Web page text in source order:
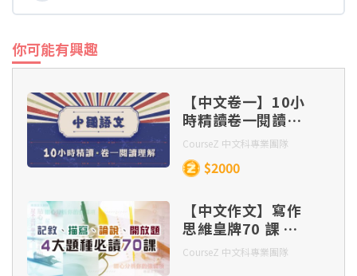
落淚，有人因為悲痛而落淚……，你曾因為甚麼
事情而落淚呢？試為「我因為_____而落淚」補
你可能有興趣
【中文卷一】10小
時精讀卷一閱讀理
解
CourseZ 中文科專業團隊
$2000
【中文作文】寫作
思維皇牌70 課 –
記敘、描寫、 論
CourseZ 中文科專業團隊